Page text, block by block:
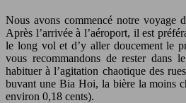
Nous avons commencé notre voyage
Après l’arrivée à l’aéroport, il est
le long vol et d’y aller doucement le
vous recommandons de rester dans
habituer à l’agitation chaotique des
buvant une Bia Hoi, la bière la moins
environ 0,18 cents).